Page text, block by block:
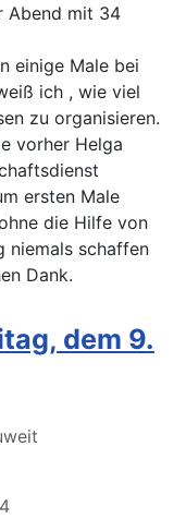
Abend mit 34
einige Male bei
ich , wie viel
zu organisieren.
vorher Helga
ersten Male
die Hilfe von
niemals schaffen
Dank.
dem 9.